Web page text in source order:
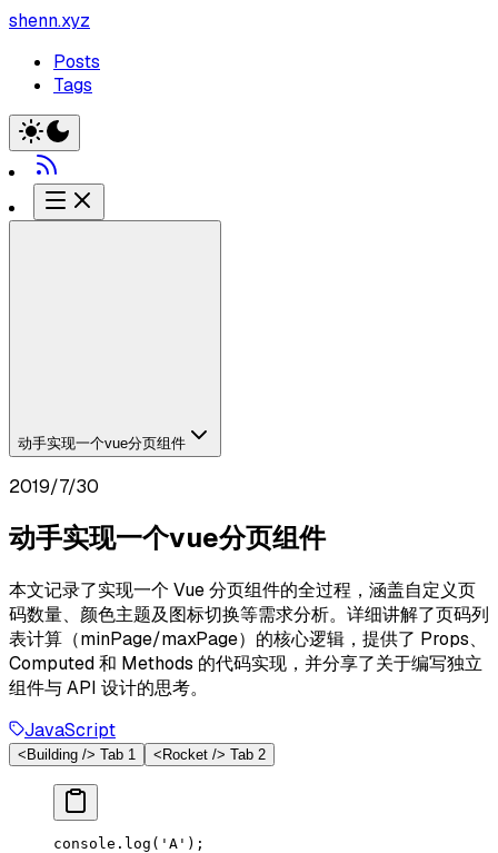
shenn.xyz
Posts
Tags
动手实现一个vue分页组件
2019/7/30
动手实现一个vue分页组件
本文记录了实现一个 Vue 分页组件的全过程，涵盖自定义页
码数量、颜色主题及图标切换等需求分析。详细讲解了页码列
表计算（minPage/maxPage）的核心逻辑，提供了 Props、
Computed 和 Methods 的代码实现，并分享了关于编写独立
组件与 API 设计的思考。
JavaScript
<Building /> Tab 1 <Rocket /> Tab 2
console .log ( 'A' );